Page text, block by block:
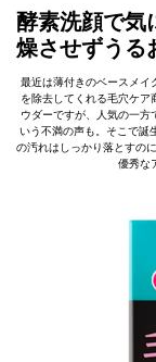
酵素洗顔で気
燥させずうる
最近は薄付きのベースメイ
を除去してくれる毛穴ケア
ウダーですが、人気の一
いう不満の声も。そこで誕
の汚れはしっかり落とすの
優秀な